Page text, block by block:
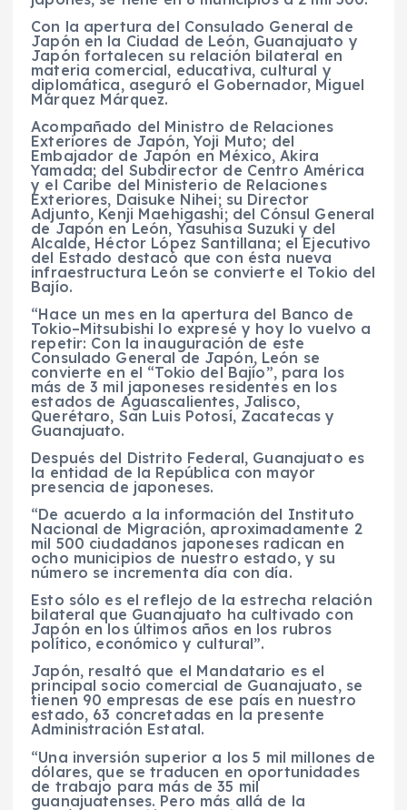
Con la apertura del Consulado General de
Japón en la Ciudad de León, Guanajuato y
Japón fortalecen su relación bilateral en
materia comercial, educativa, cultural y
diplomática, aseguró el Gobernador, Miguel
Márquez Márquez.
Acompañado del Ministro de Relaciones
Exteriores de Japón, Yoji Muto; del
Embajador de Japón en México, Akira
Yamada; del Subdirector de Centro América
y el Caribe del Ministerio de Relaciones
Exteriores, Daisuke Nihei; su Director
Adjunto, Kenji Maehigashi; del Cónsul General
de Japón en León, Yasuhisa Suzuki y del
Alcalde, Héctor López Santillana; el Ejecutivo
del Estado destacó que con ésta nueva
infraestructura León se convierte el Tokio del
Bajío.
“Hace un mes en la apertura del Banco de
Tokio–Mitsubishi lo expresé y hoy lo vuelvo a
repetir: Con la inauguración de este
Consulado General de Japón, León se
convierte en el “Tokio del Bajío”, para los
más de 3 mil japoneses residentes en los
estados de Aguascalientes, Jalisco,
Querétaro, San Luis Potosí, Zacatecas y
Guanajuato.
Después del Distrito Federal, Guanajuato es
la entidad de la República con mayor
presencia de japoneses.
“De acuerdo a la información del Instituto
Nacional de Migración, aproximadamente 2
mil 500 ciudadanos japoneses radican en
ocho municipios de nuestro estado, y su
número se incrementa día con día.
Esto sólo es el reflejo de la estrecha relación
bilateral que Guanajuato ha cultivado con
Japón en los últimos años en los rubros
político, económico y cultural”.
Japón, resaltó que el Mandatario es el
principal socio comercial de Guanajuato, se
tienen 90 empresas de ese país en nuestro
estado, 63 concretadas en la presente
Administración Estatal.
“Una inversión superior a los 5 mil millones de
dólares, que se traducen en oportunidades
de trabajo para más de 35 mil
guanajuatenses. Pero más allá de la